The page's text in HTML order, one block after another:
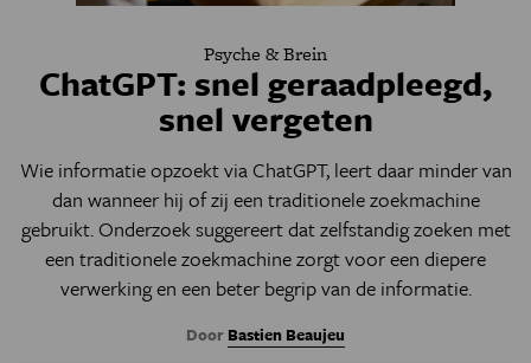
Psyche & Brein
ChatGPT: snel geraadpleegd,
snel vergeten
Wie informatie opzoekt via ChatGPT, leert daar minder van
dan wanneer hij of zij een traditionele zoekmachine
gebruikt. Onderzoek suggereert dat zelfstandig zoeken met
een traditionele zoekmachine zorgt voor een diepere
verwerking en een beter begrip van de informatie.
Door Bastien Beaujeu